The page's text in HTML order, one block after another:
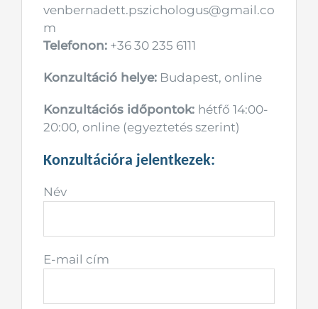
venbernadett.pszichologus@gmail.co
m
Telefonon:+36 30 235 6111
Konzultáció helye:Budapest, online
Konzultációs időpontok: hétfő 14:00-
20:00, online (egyeztetés szerint)
Konzultációra jelentkezek:
Név
E-mail cím